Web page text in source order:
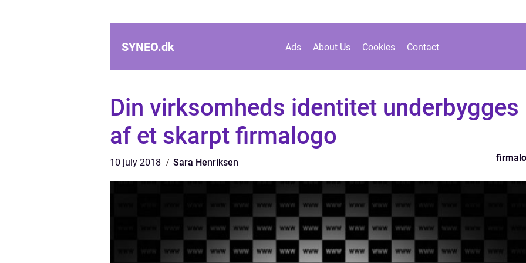
SYNEO.dk Ads About Us Cookies Contact
Din virksomheds identitet underbygges
af et skarpt firmalogo
10 july 2018 Sara Henriksen